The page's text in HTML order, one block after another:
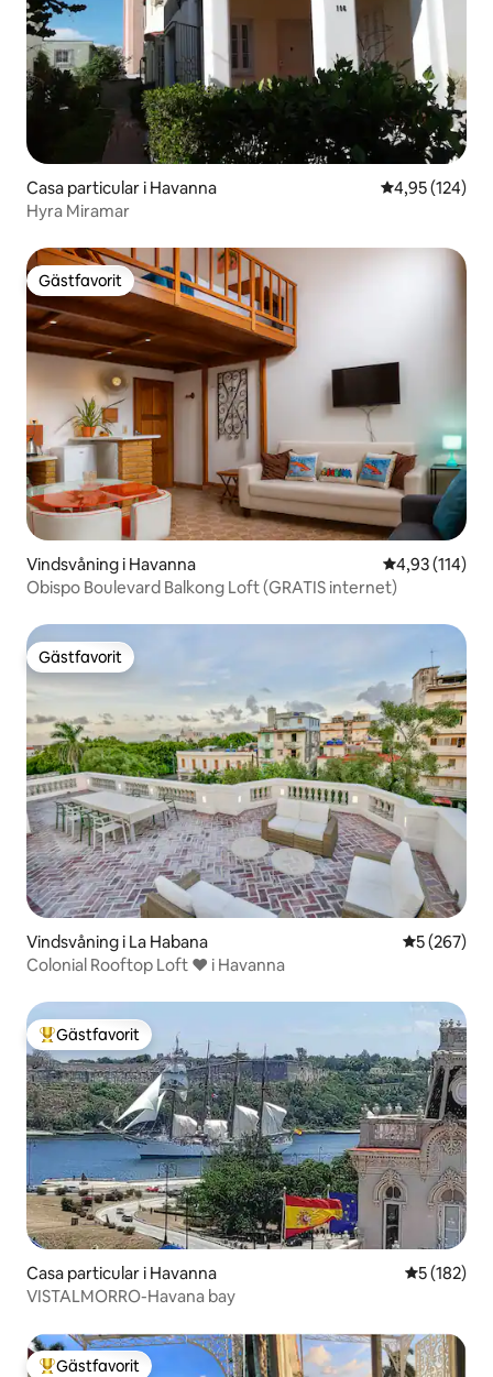
Casa particular i Havanna 4,95 av 5 i
4,95 (124)
Hyra Miramar
Gästfavorit
Gästfavorit
Vindsvåning i Havanna 4,93 av 5 i
4,93 (114)
Obispo Boulevard Balkong Loft (GRATIS internet)
Gästfavorit
Gästfavorit
Vindsvåning i La Habana 5 av 5 i
5 (267)
Colonial Rooftop Loft ❤️ i Havanna
Populär gästfavorit
Gästfavorit
Casa particular i Havanna 5 av 5 i
5 (182)
VISTALMORRO-Havana bay
Gästfavorit